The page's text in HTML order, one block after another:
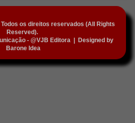
os direitos reservados (All Rights
Reserved).
- @VJB Editora|
Designed by
Barone Idea